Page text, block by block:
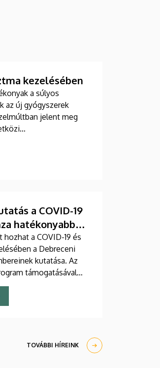
kezelésében
a súlyos
az új gyógyszerek
jelent meg
a COVID-19
hatékonyabb
a COVID-19 és
a Debreceni
kutatása. Az
támogatásával
olyan célzott
fejleszt, amely
bejutását, és a
TOVÁBBI HÍREINK